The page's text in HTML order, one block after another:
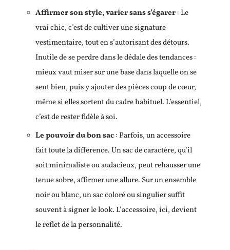
Affirmer son style, varier sans s’égarer: Le
vrai chic, c’est de cultiver une signature
vestimentaire, tout en s’autorisant des détours.
Inutile de se perdre dans le dédale des tendances :
mieux vaut miser sur une base dans laquelle on se
sent bien, puis y ajouter des pièces coup de cœur,
même si elles sortent du cadre habituel. L’essentiel,
c’est de rester fidèle à soi.
Le pouvoir du bon sac: Parfois, un accessoire
fait toute la différence. Un sac de caractère, qu’il
soit minimaliste ou audacieux, peut rehausser une
tenue sobre, affirmer une allure. Sur un ensemble
noir ou blanc, un sac coloré ou singulier suffit
souvent à signer le look. L’accessoire, ici, devient
le reflet de la personnalité.